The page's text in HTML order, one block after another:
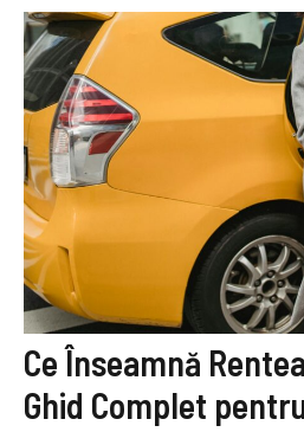
Ce Înseamnă
Ghid Complet